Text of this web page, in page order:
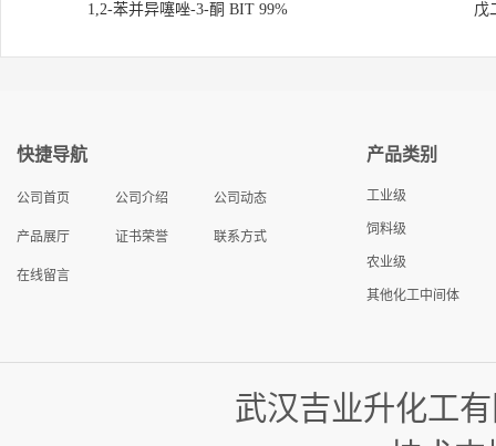
1,2-苯并异噻唑-3-酮 BIT 99% 戊
快捷导航
公司首页 公司介绍 公司动态
产品展厅 证书荣誉 联系方式
在线留言
产品类别
工业级
饲料级
农业级
其他化工中间体
武汉吉业升化工